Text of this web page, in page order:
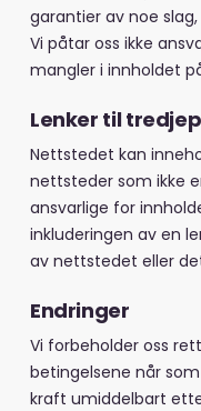
garantier av noe
Vi påtar oss ikke
mangler i innholdet
Lenker til
Nettstedet kan
nettsteder som ikke
ansvarlige for
inkluderingen av en
av nettstedet eller
Endringer
Vi forbeholder oss
betingelsene når
kraft umiddelbart